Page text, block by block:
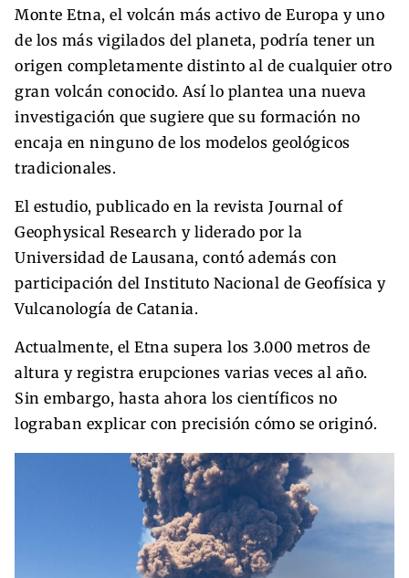
Monte Etna, el volcán más activo de Europa y uno
de los más vigilados del planeta, podría tener un
origen completamente distinto al de cualquier otro
gran volcán conocido. Así lo plantea una nueva
investigación que sugiere que su formación no
encaja en ninguno de los modelos geológicos
tradicionales.
El estudio, publicado en la revista Journal of
Geophysical Research y liderado por la
Universidad de Lausana, contó además con
participación del Instituto Nacional de Geofísica y
Vulcanología de Catania.
Actualmente, el Etna supera los 3.000 metros de
altura y registra erupciones varias veces al año.
Sin embargo, hasta ahora los científicos no
lograban explicar con precisión cómo se originó.